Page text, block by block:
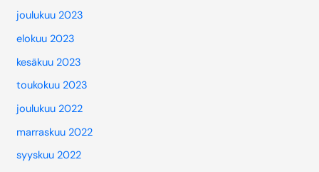
joulukuu 2023
elokuu 2023
kesäkuu 2023
toukokuu 2023
joulukuu 2022
marraskuu 2022
syyskuu 2022